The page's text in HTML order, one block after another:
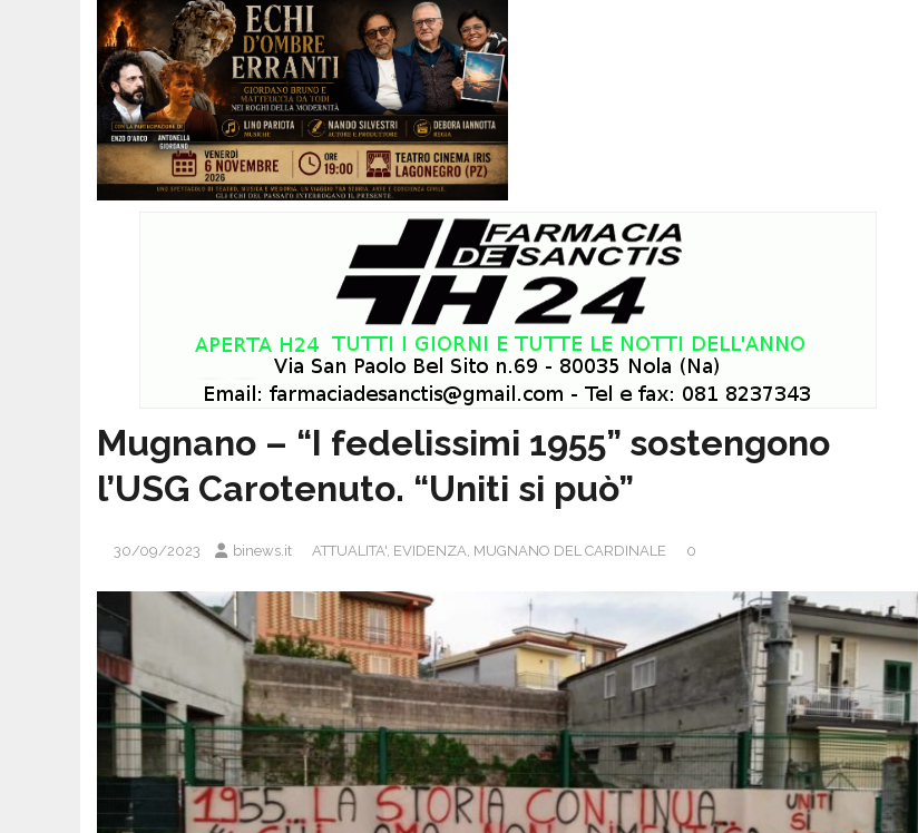
Mugnano – “I fedelissimi 1955” sostengono
l’USG Carotenuto. “Uniti si può”
30/09/2023 binews.it ATTUALITA', EVIDENZA, MUGNANO DEL CARDINALE 0